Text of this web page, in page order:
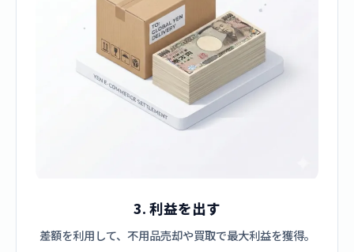
3. 利益を出す
差額を利用して、不用品売却や買取で最大利益を獲得。